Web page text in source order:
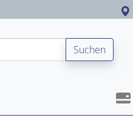
Suchen